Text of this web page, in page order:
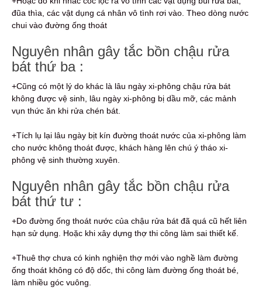
đũa thìa, các vật dụng cá nhân vô tình rơi vào. Theo dòng nước
chui vào đường ống thoát
Nguyên nhân gây tắc bồn chậu rửa
bát thứ ba :
+Cũng có một lý do khác là lâu ngày xi-phông chậu rửa bát
không được vệ sinh, lâu ngày xi-phông bị dầu mỡ, các mảnh
vụn thức ăn khi rửa chén bát.
+Tích lụ lại lâu ngày bịt kín đường thoát nước của xi-phông làm
cho nước không thoát được, khách hàng lên chú ý tháo xi-
phông vệ sinh thường xuyên.
Nguyên nhân gây tắc bồn chậu rửa
bát thứ tư :
+Do đường ống thoát nước của chậu rửa bát đã quá cũ hết liên
hạn sử dụng. Hoặc khi xây dựng thợ thi công làm sai thiết kế.
+Thuê thợ chưa có kinh nghiện thợ mới vào nghề làm đường
ống thoát không có độ dốc, thi công làm đường ống thoát bé,
làm nhiều góc vuông.